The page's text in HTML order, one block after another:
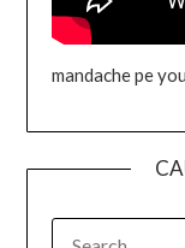
mandache pe